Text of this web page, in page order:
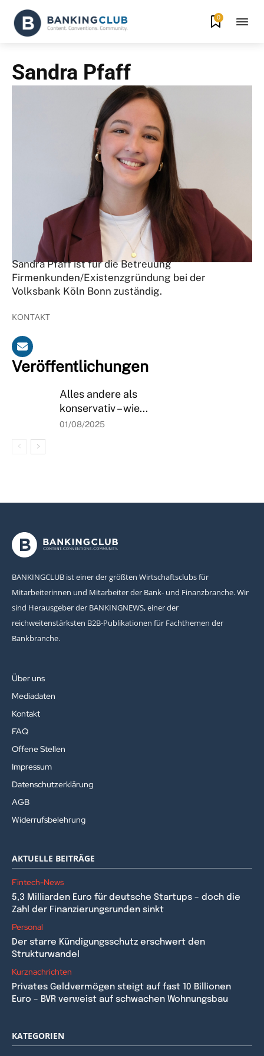
0
Sandra Pfaff
Sandra Pfaff istfür dieBetreuung
Firmenkunden/Existenzgründung bei der
Volksbank Köln Bonn zuständig.
KONTAKT
Veröffentlichungen
Alles andere als
konservativ – wie...
01/08/2025
BANKINGCLUB ist einer der größten Wirtschaftsclubs für
Mitarbeiterinnen und Mitarbeiter der Bank- und Finanzbranche. Wir
sind Herausgeber der BANKINGNEWS, einer der
reichweitenstärksten B2B-Publikationen für Fachthemen der
Bankbranche.
Über uns
Mediadaten
Kontakt
FAQ
Offene Stellen
Impressum
Datenschutzerklärung
AGB
Widerrufsbelehrung
AKTUELLE BEITRÄGE
Fintech-News
5,3 Milliarden Euro für deutsche Startups – doch die
Zahl der Finanzierungsrunden sinkt
Personal
Der starre Kündigungsschutz erschwert den
Strukturwandel
Kurznachrichten
Privates Geldvermögen steigt auf fast 10 Billionen
Euro – BVR verweist auf schwachen Wohnungsbau
KATEGORIEN